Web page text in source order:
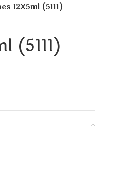
12X5ml (5111)
(5111)